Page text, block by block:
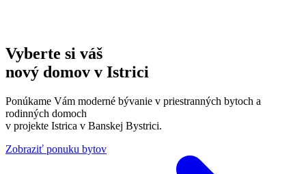
Vyberte si váš
nový domov v Istrici
Ponúkame Vám moderné bývanie v priestranných bytoch a
rodinných domoch
v projekte Istrica v Banskej Bystrici.
Zobraziť ponuku bytov